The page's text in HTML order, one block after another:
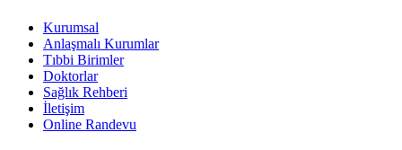
Kurumsal
Anlaşmalı Kurumlar
Tıbbi Birimler
Doktorlar
Sağlık Rehberi
İletişim
Online Randevu